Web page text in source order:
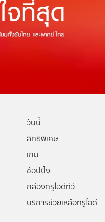
วันนี้
สิทธิพิเศษ
เกม
ช้อปปิ้ง
กล่องทรูไอดีทีวี
บริการช่วยเหลือทรูไอดี